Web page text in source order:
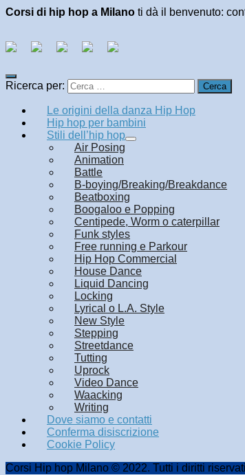
Corsi di hip hop a Milano ti dà il benvenuto:
Ricerca per:
Le origini della danza Hip Hop
Hip hop per bambini
Stili dell’hip hop
Air Posing
Animation
Battle
B-boying/Breaking/Breakdance
Beatboxing
Boogaloo e Popping
Centipede, Worm o caterpillar
Funk styles
Free running e Parkour
Hip Hop Commercial
House Dance
Liquid Dancing
Locking
Lyrical o L.A. Style
New Style
Stepping
Streetdance
Tutting
Uprock
Video Dance
Waacking
Writing
Dove siamo e contatti
Conferma disiscrizione
Cookie Policy
Corsi Hip hop Milano © 2022. Tutti i diritti